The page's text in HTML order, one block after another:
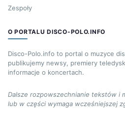
Zespoły
O PORTALU DISCO-POLO.INFO
Disco-Polo.info to portal o muzyce
publikujemy newsy, premiery
informacje o koncertach.
Dalsze rozpowszechnianie tekstów i
lub w części wymaga wcześniejszej